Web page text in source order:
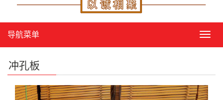
导
导航菜单
冲孔板